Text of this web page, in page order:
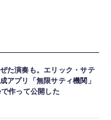
た演奏も。エリック・サテ
アプリ「無限サティ機関」
作って公開した